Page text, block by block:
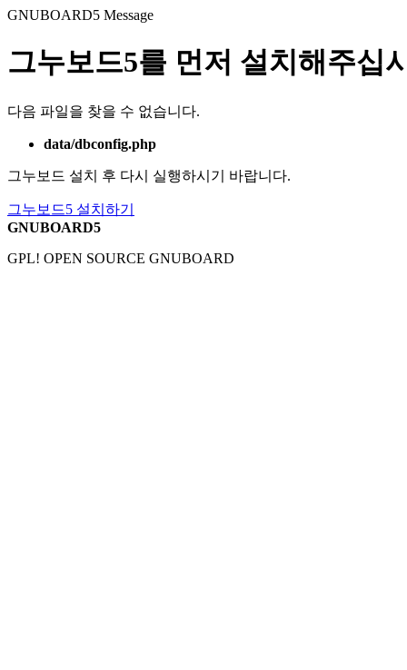
GNUBOARD5 Message
그누보드5를 먼저 설치해주십
다음 파일을 찾을 수 없습니다.
data/dbconfig.php
그누보드 설치 후 다시 실행하시기 바랍니다.
그누보드5 설치하기
GNUBOARD5
GPL! OPEN SOURCE GNUBOARD